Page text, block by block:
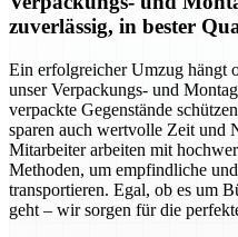
zuverlässig, in bester
Ein erfolgreicher Umzug hängt
unser Verpackungs- und
verpackte Gegenstände
sparen auch wertvolle Zeit und
Mitarbeiter arbeiten mit
Methoden, um empfindliche
transportieren. Egal, ob es um
geht – wir sorgen für die